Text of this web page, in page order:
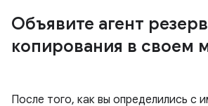
Объявите агент
копирования в своем
После того, как вы определились с